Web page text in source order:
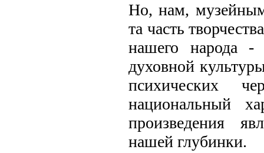
Но, нам,
та часть
нашего народа -
духовной
психических
национальный
произведения
нашей глубинки.